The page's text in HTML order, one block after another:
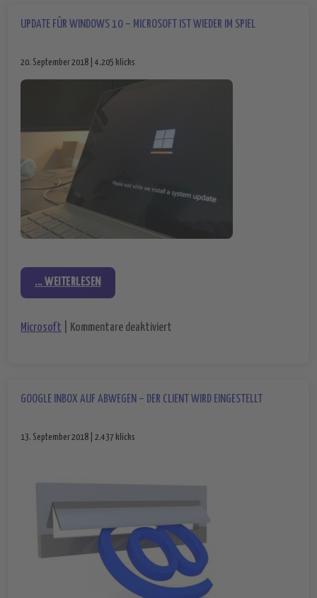
UPDATE FÜR WINDOWS 10 – MICROSOFT IST WIEDER IM SPIEL
20. September 2018 | 4.205 klicks
... WEITERLESEN
Microsoft Kommentare deaktiviert
GOOGLE INBOX AUF ABWEGEN – DER CLIENT WIRD EINGESTELLT
13. September 2018 | 2.437 klicks